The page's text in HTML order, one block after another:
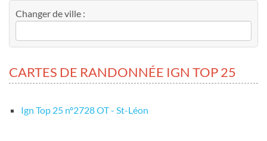
Changer de ville :
CARTES DE RANDONNÉE IGN TOP 25
Ign Top 25 nº2728 OT - St-Léon